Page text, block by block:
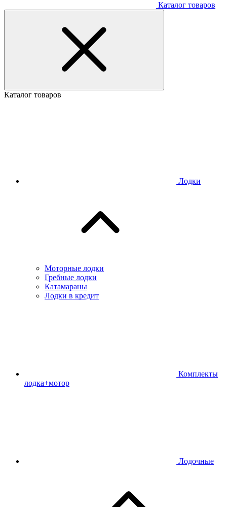
Каталог товаров
Каталог товаров
Лодки
Моторные лодки
Гребные лодки
Катамараны
Лодки в кредит
Комплекты
лодка+мотор
Лодочные